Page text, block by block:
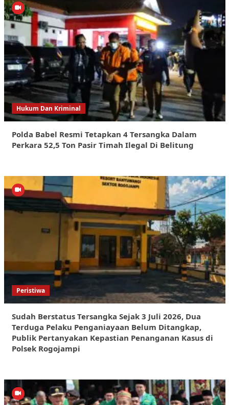
Hukum Dan Kriminal
Polda Babel Resmi Tetapkan 4 Tersangka Dalam
Perkara 52,5 Ton Pasir Timah Ilegal Di Belitung
Peristiwa
Sudah Berstatus Tersangka Sejak 3 Juli 2026, Dua
Terduga Pelaku Penganiayaan Belum Ditangkap,
Publik Pertanyakan Kepastian Penanganan Kasus di
Polsek Rogojampi